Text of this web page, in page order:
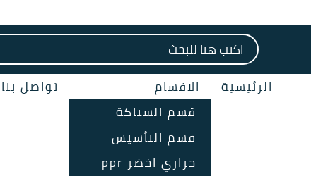
الرئيسية
الاقسام
قسم السباكة
قسم التأسيس
حراري اخضر ppr
تواصل بنا